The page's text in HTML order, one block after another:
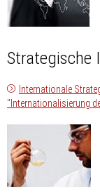
Strategische
Internationale
"Internationalisierung